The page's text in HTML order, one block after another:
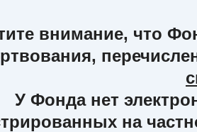
внимание, что
У Фонда нет
на